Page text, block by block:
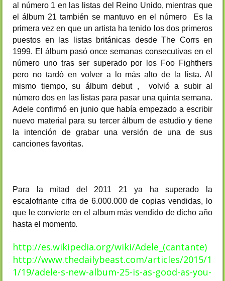
al número 1 en las listas del Reino Unido, mientras que
el álbum 21 también se mantuvo en el número Es la
primera vez en que un artista ha tenido los dos primeros
puestos en las listas británicas desde The Corrs en
1999. El álbum pasó once semanas consecutivas en el
número uno tras ser superado por los Foo Fighthers
pero no tardó en volver a lo más alto de la lista. Al
mismo tiempo, su álbum debut , volvió a subir al
número dos en las listas para pasar una quinta semana.
Adele confirmó en junio que había empezado a escribir
nuevo material para su tercer álbum de estudio y tiene
la intención de grabar una versión de una de sus
canciones favoritas.
Para la mitad del 2011 21 ya ha superado la
escalofriante cifra de 6.000.000 de copias vendidas, lo
que le convierte en el album más vendido de dicho año
hasta el momento.
http://es.wikipedia.org/wiki/Adele_(cantante)
http://www.thedailybeast.com/articles/2015/1
1/19/adele-s-new-album-25-is-as-good-as-you-